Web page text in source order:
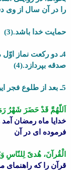
را در آن سال از وى
حمایت خدا باشد.(3)
صدقه بپردازد.(4)
5ـ بعد از طلوع فجر این دعا را بخواند:
اَللّهُمَّ قَدْ حَضَرَ شَهْرُ
خدایا ماه رمضان
فرموده اى در آن
الْقُرآنَ، هُدىً لِلنّاسِ
قرآن را که راهنماى